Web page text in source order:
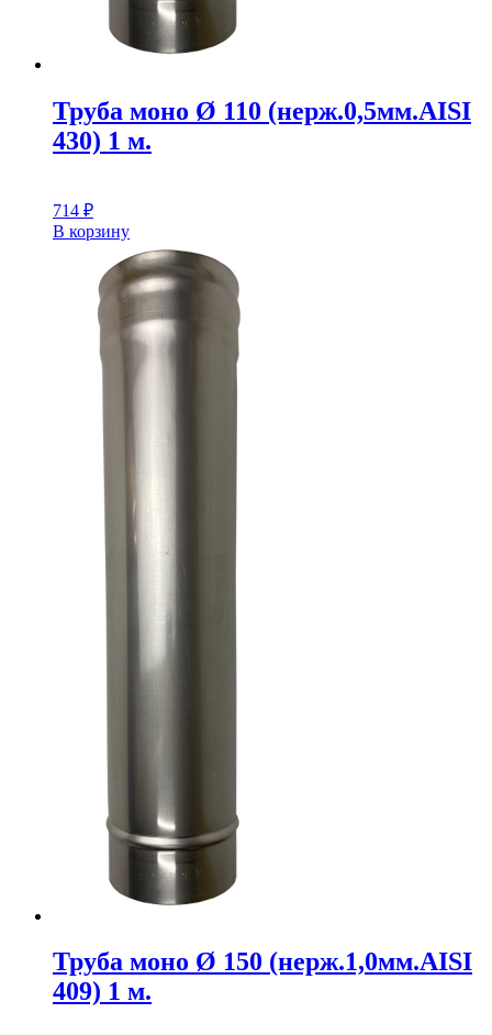
Труба моно Ø 110 (нерж.0,5мм.AISI
430) 1 м.
714 ₽
В корзину
Труба моно Ø 150 (нерж.1,0мм.AISI
409) 1 м.